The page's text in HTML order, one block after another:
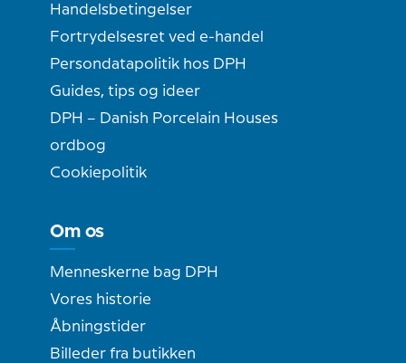
Handelsbetingelser
Fortrydelsesret ved e-handel
Persondatapolitik hos DPH
Guides, tips og ideer
DPH – Danish Porcelain Houses
ordbog
Cookiepolitik
Om os
Menneskerne bag DPH
Vores historie
Åbningstider
Billeder fra butikken